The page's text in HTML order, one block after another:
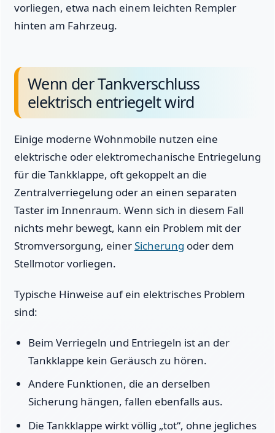
vorliegen, etwa nach einem leichten Rempler
hinten am Fahrzeug.
Wenn der Tankverschluss
elektrisch entriegelt wird
Einige moderne Wohnmobile nutzen eine
elektrische oder elektromechanische Entriegelung
für die Tankklappe, oft gekoppelt an die
Zentralverriegelung oder an einen separaten
Taster im Innenraum. Wenn sich in diesem Fall
nichts mehr bewegt, kann ein Problem mit der
Stromversorgung, einerSicherung oder dem
Stellmotor vorliegen.
Typische Hinweise auf ein elektrisches Problem
sind:
Beim Verriegeln und Entriegeln ist an der
Tankklappe kein Geräusch zu hören.
Andere Funktionen, die an derselben
Sicherung hängen, fallen ebenfalls aus.
Die Tankklappe wirkt völlig „tot“, ohne jegliches